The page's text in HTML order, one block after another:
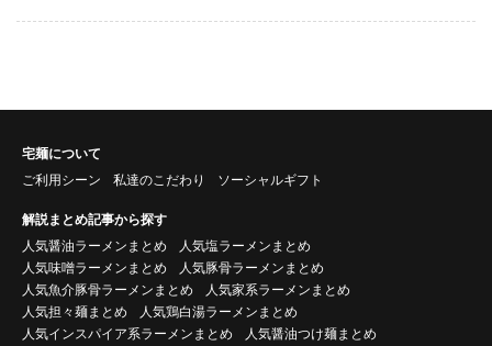
宅麺について
ご利用シーン
私達のこだわり ソーシャルギフト
解説まとめ記事から探す
人気醤油ラーメンまとめ
人気塩ラーメンまとめ
人気味噌ラーメンまとめ
人気豚骨ラーメンまとめ
人気魚介豚骨ラーメンまとめ
人気家系ラーメンまとめ
人気担々麺まとめ
人気鶏白湯ラーメンまとめ
人気インスパイア系ラーメンまとめ
人気醤油つけ麺まとめ